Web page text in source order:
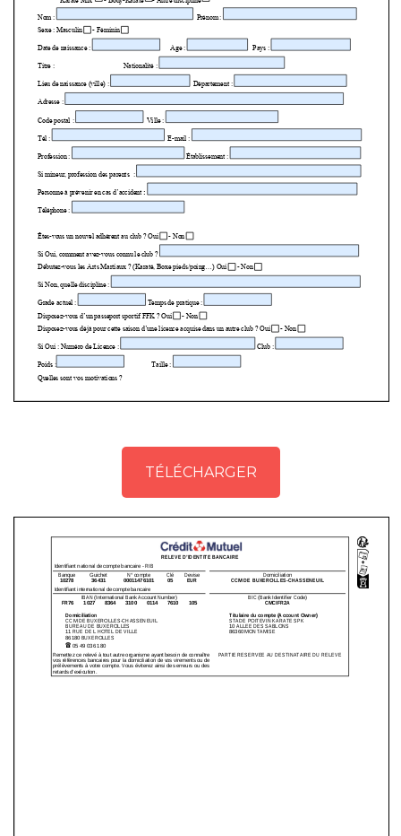
TÉLÉCHARGER